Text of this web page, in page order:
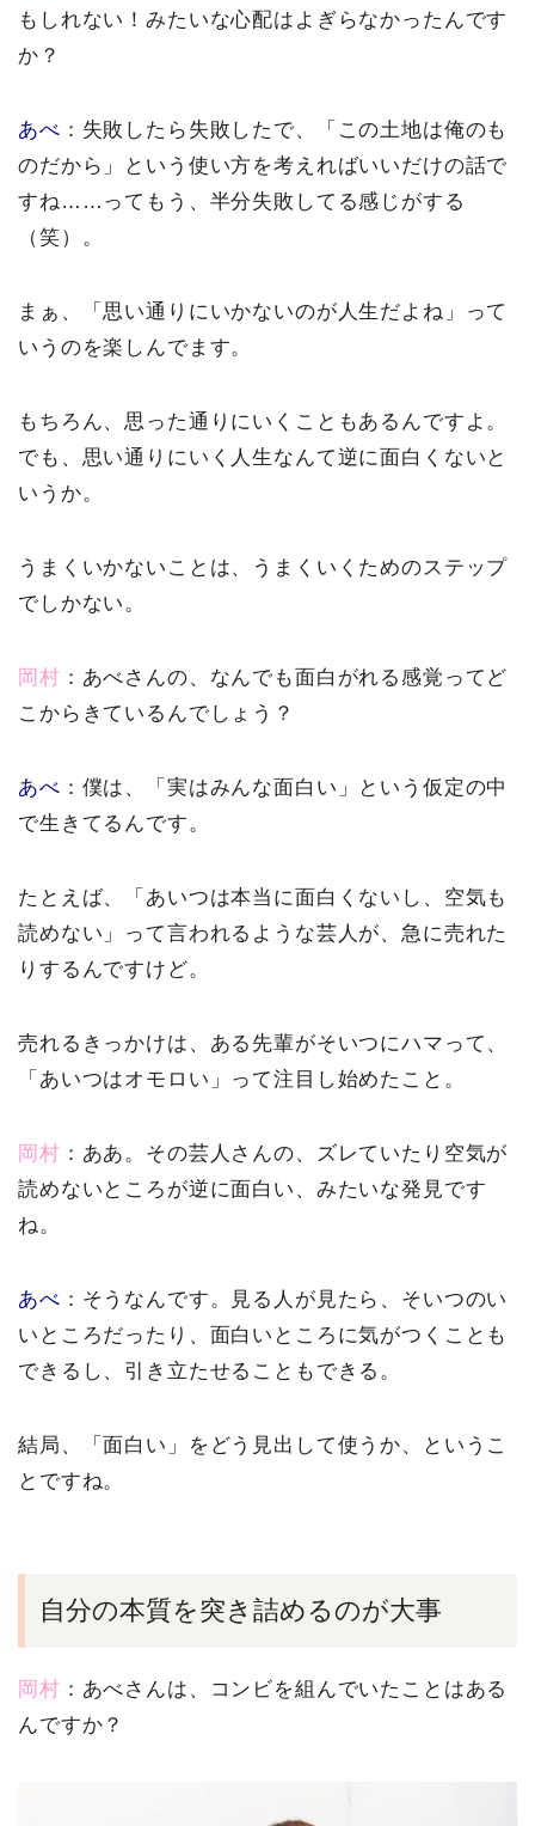
もしれない！みたいな心配はよぎらなかったんです
か？
あべ ：失敗したら失敗したで、「この土地は俺のも
のだから」という使い方を考えればいいだけの話で
すね……ってもう、半分失敗してる感じがする
（笑）。
まぁ、「思い通りにいかないのが人生だよね」って
いうのを楽しんでます。
もちろん、思った通りにいくこともあるんですよ。
でも、思い通りにいく人生なんて逆に面白くないと
いうか。
うまくいかないことは、うまくいくためのステップ
でしかない。
岡村 ：あべさんの、なんでも面白がれる感覚ってど
こからきているんでしょう？
あべ ：僕は、「実はみんな面白い」という仮定の中
で生きてるんです。
たとえば、「あいつは本当に面白くないし、空気も
読めない」って言われるような芸人が、急に売れた
りするんですけど。
売れるきっかけは、ある先輩がそいつにハマって、
「あいつはオモロい」って注目し始めたこと。
岡村 ：ああ。その芸人さんの、ズレていたり空気が
読めないところが逆に面白い、みたいな発見です
ね。
あべ ：そうなんです。見る人が見たら、そいつのい
いところだったり、面白いところに気がつくことも
できるし、引き立たせることもできる。
結局、「面白い」をどう見出して使うか、というこ
とですね。
自分の本質を突き詰めるのが大事
岡村 ：あべさんは、コンビを組んでいたことはある
んですか？